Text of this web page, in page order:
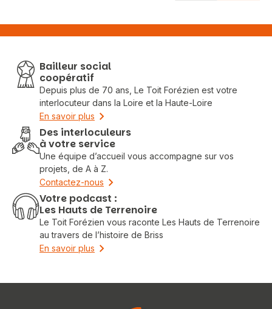
Bailleur social
coopératif
Depuis plus de 70 ans, Le Toit Forézien est votre
interlocuteur dans la Loire et la Haute-Loire
En savoir plus
Des interloculeurs
à votre service
Une équipe d’accueil vous accompagne sur vos
projets, de A à Z.
Contactez-nous
Votre podcast :
Les Hauts de Terrenoire
Le Toit Forézien vous raconte Les Hauts de Terrenoire
au travers de l’histoire de Briss
En savoir plus